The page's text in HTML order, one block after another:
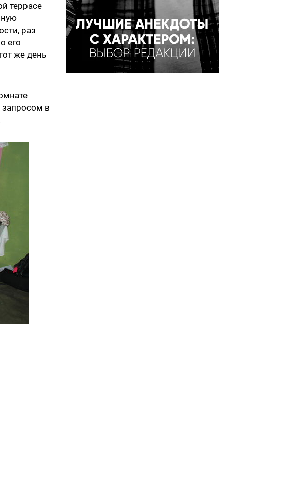
террасе
раз
его
же день
запросом в